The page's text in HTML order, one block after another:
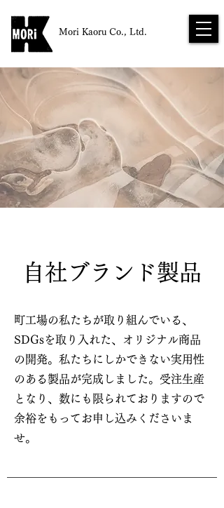
Mori Kaoru Co., Ltd.
自社ブランド製品
町工場の私たちが取り組んでいる、
SDGsを取り入れた、オリジナル商品
の開発。私たちにしかできない実用性
のある製品が完成しました。受注生産
となり、数にも限られておりますので
余裕をもってお申し込みくださいま
せ。